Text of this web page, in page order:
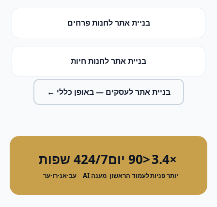
בניית אתרלחנות פרחים
בניית אתרלחנות חיות
בניית אתר לעסקים — באופן כללי ←
×3.4
יותר פניות
<90 יום
לעמוד הראשון
24/7
מענה AI
4 שפות
עב·אנ·רו·ער